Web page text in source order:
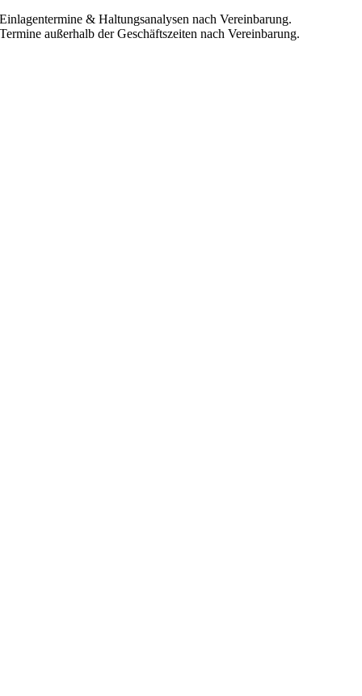
Einlagentermine & Haltungsanalysen nach Vereinbarung.
Termine außerhalb der Geschäftszeiten nach Vereinbarung.